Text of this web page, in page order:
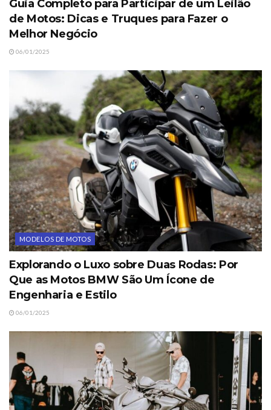
Guia Completo para Participar de um Leilão
de Motos: Dicas e Truques para Fazer o
Melhor Negócio
06/01/2025
MODELOS DE MOTOS
Explorando o Luxo sobre Duas Rodas: Por
Que as Motos BMW São Um Ícone de
Engenharia e Estilo
06/01/2025